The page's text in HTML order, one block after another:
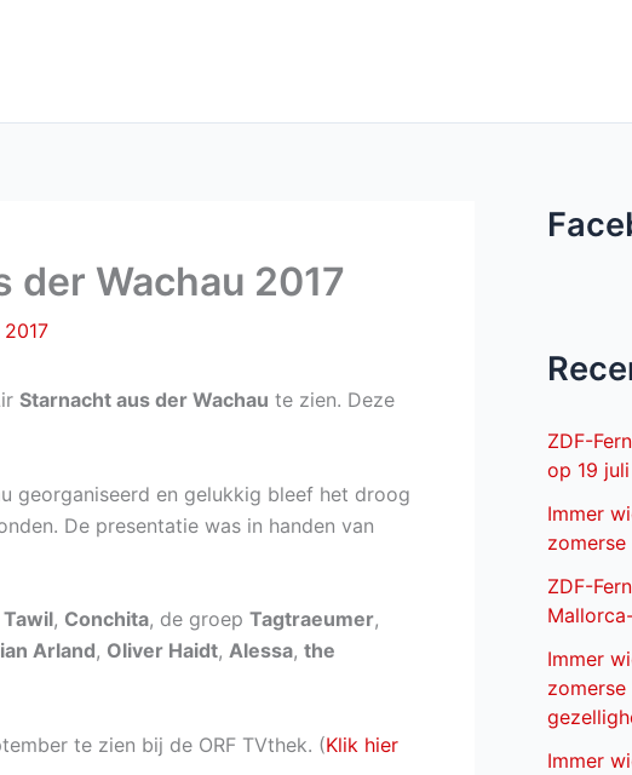
der Wachau 2017
Starnacht aus der Wachau te zien. Deze
georganiseerd en gelukkig bleef het droog
De presentatie was in handen van
, Conchita, de groep Tagtraeumer,
Arland, Oliver Haidt, Alessa, the
te zien bij de ORF TVthek. (Klik hier
ZDF-
op 19 juli
Immer
ZDF-
Immer
Immer